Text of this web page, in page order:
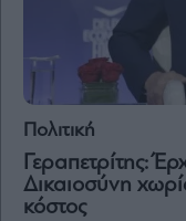
Πολιτική
Γεραπετρίτης:
Δικαιοσύνη
κόστος